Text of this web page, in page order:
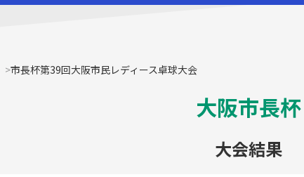
市長杯第39回大阪市民レディース卓球大会
大阪市長杯
大会結果